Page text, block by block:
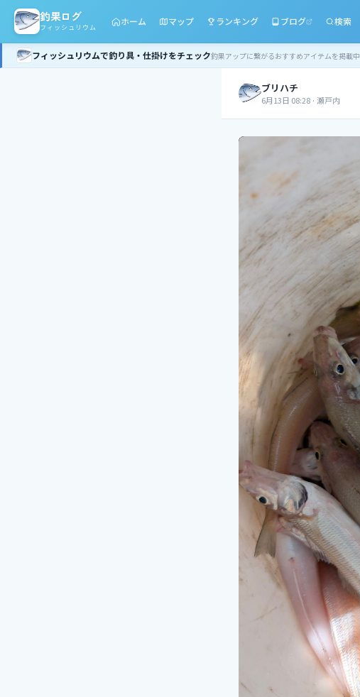
釣果ログ
フィッシュリウム
ホーム マップ ランキング ブログ 検索
フィッシュリウムで釣り具・仕掛けをチェック釣果アップに繋がるおすすめアイテムを掲載中
ブリハチ
6月13日 08:28 · 瀬戸内